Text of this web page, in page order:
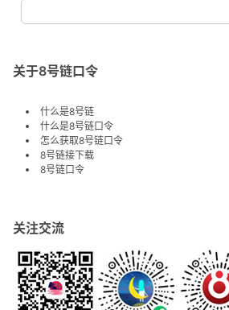
关于8号链口令
什么是8号链
什么是8号链口令
怎么获取8号链口令
8号链接下载
8号链口令
关注交流